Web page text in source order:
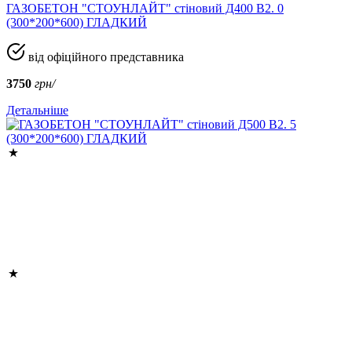
ГАЗОБЕТОН "СТОУНЛАЙТ" стіновий Д400 В2. 0
(300*200*600) ГЛАДКИЙ
від офіційного представника
3750 грн/
Детальніше